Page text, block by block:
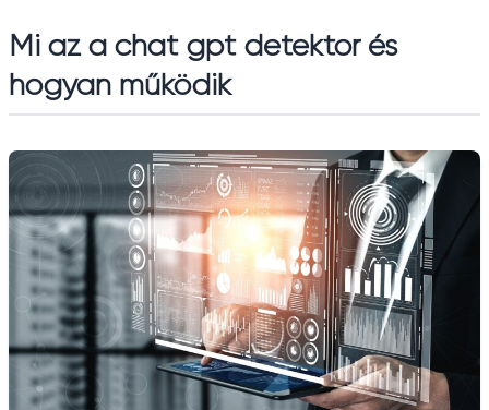
Mi az a chat gpt detektor és
hogyan működik